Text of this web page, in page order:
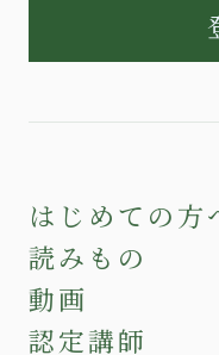
はじめての方
読みもの
動画
認定講師